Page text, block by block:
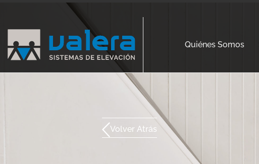
Quiénes Somos
Volver Atrás